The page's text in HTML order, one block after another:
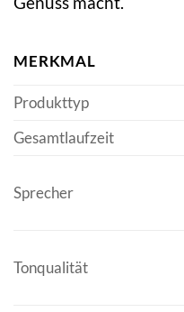
MERKMAL
Produkttyp
Gesamtlaufzeit
Sprecher
Tonqualität